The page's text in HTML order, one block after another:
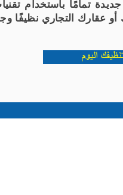
تمامًا باستخدام
اليوم